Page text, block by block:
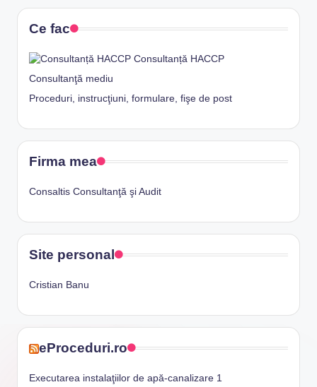
Ce fac
Consultanță HACCP
Consultanţă mediu
Proceduri, instrucţiuni, formulare, fişe de post
Firma mea
Consaltis Consultanţă şi Audit
Site personal
Cristian Banu
eProceduri.ro
Executarea instalaţiilor de apă-canalizare 1